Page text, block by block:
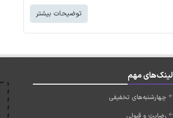
توضیحات بیشتر
لینک‌های مهم
چهارشنبه‌های تخفیفی
رضایت و قبولی